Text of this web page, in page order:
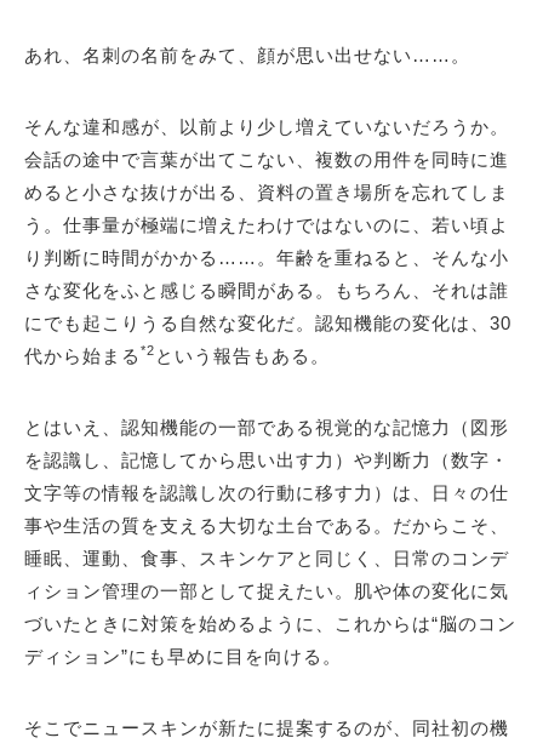
あれ、名刺の名前をみて、顔が思い出せない……。
そんな違和感が、以前より少し増えていないだろうか。
会話の途中で言葉が出てこない、複数の用件を同時に進
めると小さな抜けが出る、資料の置き場所を忘れてしま
う。仕事量が極端に増えたわけではないのに、若い頃よ
り判断に時間がかかる……。年齢を重ねると、そんな小
さな変化をふと感じる瞬間がある。もちろん、それは誰
にでも起こりうる自然な変化だ。認知機能の変化は、30
代から始まる *2 という報告もある。
とはいえ、認知機能の一部である視覚的な記憶力（図形
を認識し、記憶してから思い出す力）や判断力（数字・
文字等の情報を認識し次の行動に移す力）は、日々の仕
事や生活の質を支える大切な土台である。だからこそ、
睡眠、運動、食事、スキンケアと同じく、日常のコンデ
ィション管理の一部として捉えたい。肌や体の変化に気
づいたときに対策を始めるように、これからは“脳のコン
ディション”にも早めに目を向ける。
そこでニュースキンが新たに提案するのが、同社初の機